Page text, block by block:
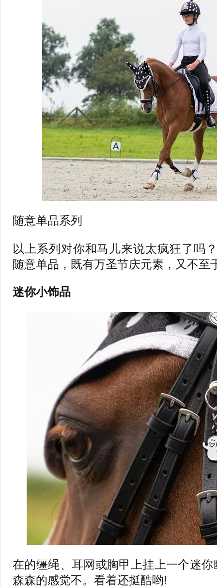
随意单品系列
以上系列对你和马儿来说太疯狂了吗
随意单品，既有万圣节庆元素，又不至
迷你小饰品
在的缰绳、耳网或胸甲上挂上一个迷
森森的感觉不。看着还挺酷哟!